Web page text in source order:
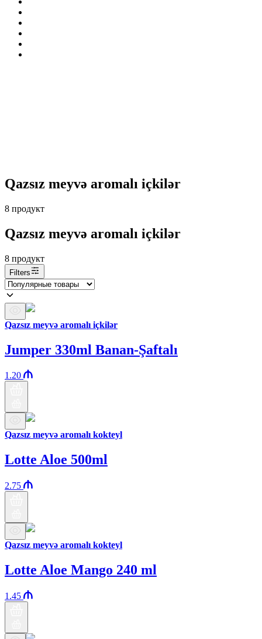
Qazsız meyvə aromalı içkilər
8 продукт
Qazsız meyvə aromalı içkilər
8 продукт
Filters
Qazsız meyvə aromalı içkilər
Jumper 330ml Banan-Şaftalı
1.20
Qazsız meyvə aromalı kokteyl
Lotte Aloe 500ml
2.75
Qazsız meyvə aromalı kokteyl
Lotte Aloe Mango 240 ml
1.45